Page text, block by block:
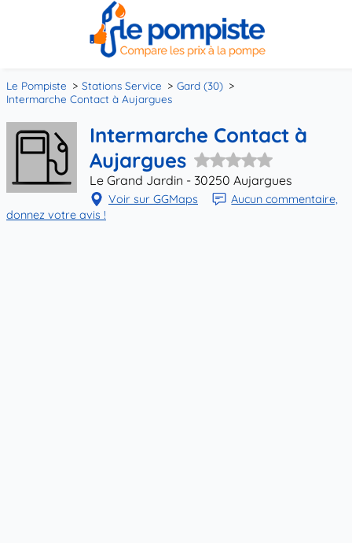
Le Pompiste Stations Service
Gard (30)
Intermarche Contact à Aujargues
Intermarche Contact à
Aujargues
Le Grand Jardin - 30250 Aujargues
Voir sur GGMaps
Aucun commentaire,
donnez votre avis !